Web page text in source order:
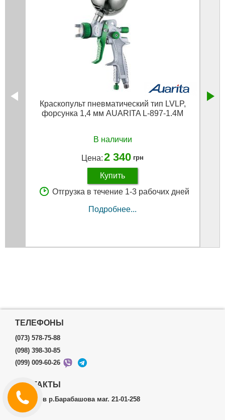
Краскопульт пневматический тип LVLP,
форсунка 1,4 мм AUARITA L-897-1.4M
В наличии
Цена:2 340 грн
Купить
Отгрузка в течение 1-3 рабочих дней
Подробнее...
ТЕЛЕФОНЫ
(073) 578-75-88
(098) 398-30-85
(099) 009-60-26
КОНТАКТЫ
г.Харьков р.Барабашова маг. 21-01-258